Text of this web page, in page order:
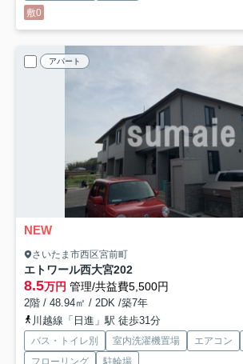
敷0
アパート
NEW
さいたま市西区宮前町
エトワール西大宮202
8.5万円 管理/共益費5,500円
2階 / 48.94㎡ / 2DK /築7年
川越線「日進」駅 徒歩31分
バス・トイレ別 室内洗濯機置場 エアコン
フローリング
駐輪場